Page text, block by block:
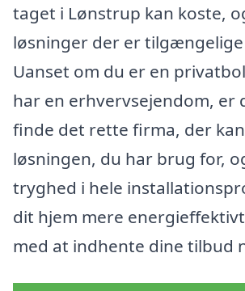
taget i Lønstrup kan koste,
løsninger der er
Uanset om du er en
har en erhvervsejendom, er
finde det rette firma, der
løsningen, du har brug for,
tryghed i hele
dit hjem mere
med at indhente dine tilbud